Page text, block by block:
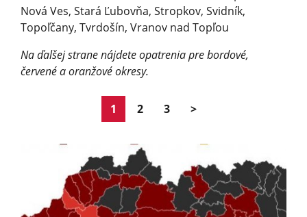
Nová Ves, Stará Ľubovňa, Stropkov, Svidník,
Topoľčany, Tvrdošín, Vranov nad Topľou
Na ďalšej strane nájdete opatrenia pre bordové,
červené a oranžové okresy.
1 2 3 >